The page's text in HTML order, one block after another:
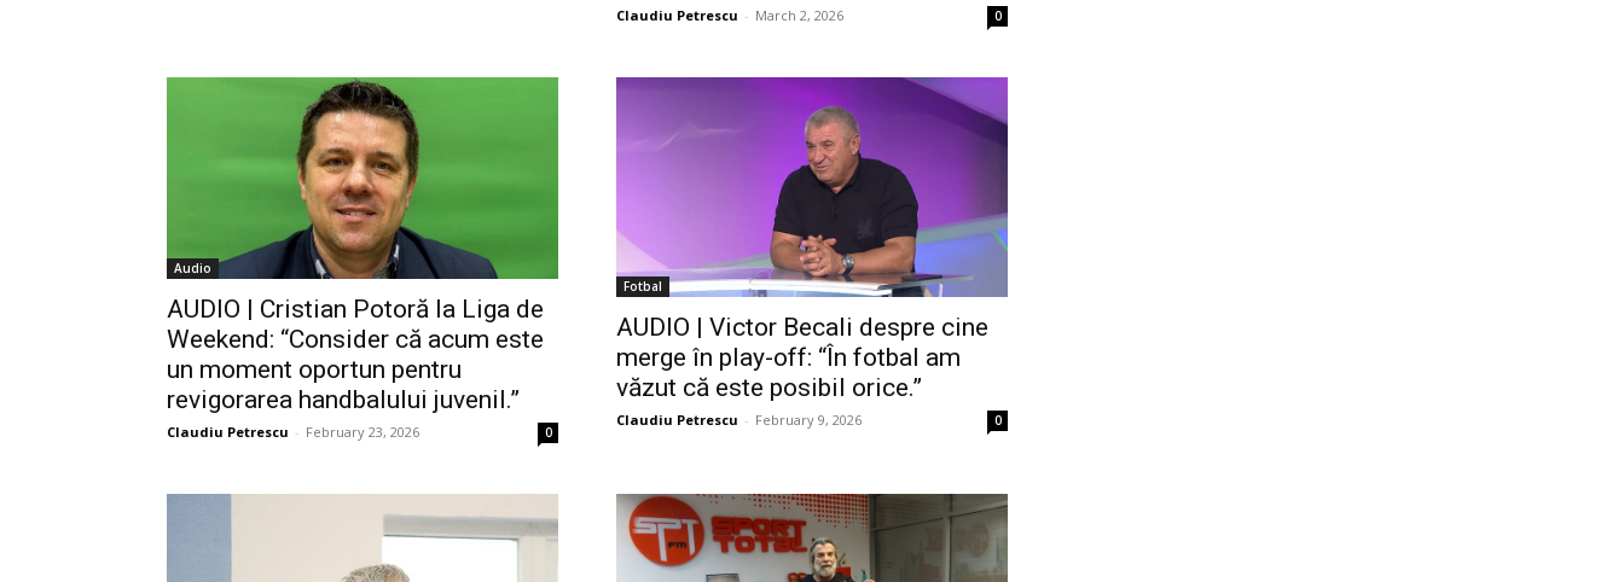
Claudiu Petrescu - March 2, 2026 0
Audio
AUDIO | Cristian Potoră la Liga de
Weekend: “Consider că acum este
un moment oportun pentru
revigorarea handbalului juvenil.”
Claudiu Petrescu - February 23, 2026 0
Fotbal
AUDIO | Victor Becali despre cine
merge în play-off: “În fotbal am
văzut că este posibil orice.”
Claudiu Petrescu - February 9, 2026 0